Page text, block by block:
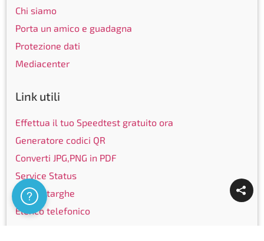
Chi siamo
Porta un amico e guadagna
Protezione dati
Mediacenter
Link utili
Effettua il tuo Speedtest gratuito ora
Generatore codici QR
Converti JPG,PNG in PDF
Service Status
Elenco targhe
Elenco telefonico
Assistenza